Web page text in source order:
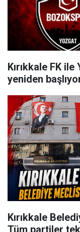
Kırıkkale FK
yeniden
Kırıkkale
Tüm partiler